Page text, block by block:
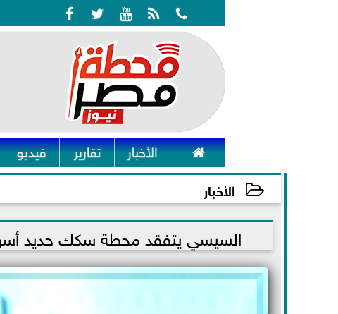
    
 الأخبار تقارير فيديو
الأخبار
2021-12-28 08:58:43السيسي يتفقد محطة سكك حديد